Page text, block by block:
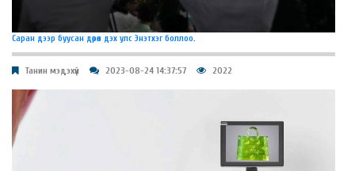
Саран дээр буусан дөрөв дэх улс Энэтхэг боллоо.
Танин мэдэхүй 2023-08-24 14:37:57 2022